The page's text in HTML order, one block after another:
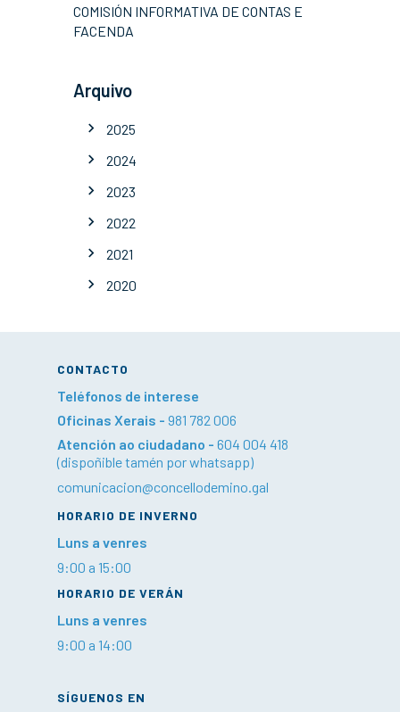
COMISIÓN INFORMATIVA DE CONTAS E
FACENDA
Arquivo
2025
2024
2023
2022
2021
2020
CONTACTO
Teléfonos de interese
Oficinas Xerais - 981 782 006
Atención ao ciudadano - 604 004 418
(dispoñible tamén por whatsapp)
comunicacion@concellodemino.gal
HORARIO DE INVERNO
Luns a venres
9:00 a 15:00
HORARIO DE VERÁN
Luns a venres
9:00 a 14:00
SÍGUENOS EN